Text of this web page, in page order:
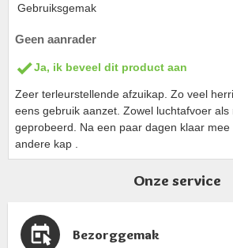
Gebruiksgemak
Geen aanrader
Ja, ik beveel dit product aan
Zeer terleurstellende afzuikap. Zo veel
eens gebruik aanzet. Zowel luchtafvoer als
geprobeerd. Na een paar dagen klaar
andere kap .
Onze service
Bezorggemak